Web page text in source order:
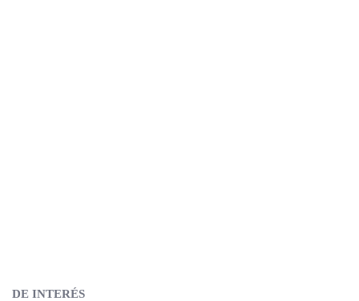
DE INTERÉS